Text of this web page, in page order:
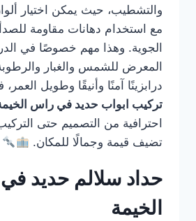
والتشطيب، حيث يمكن اختيار
مع استخدام دهانات مقاومة
الجوية. وهذا مهم خصوصًا في
المعرض للشمس والغبار
درابزينًا آمنًا وأنيقًا وطويل
تركيب ابواب حديد في راس
احترافية من التصميم حتى
تضيف قيمة وجمالًا للمكان.
حداد سلالم حديد
الخيمة